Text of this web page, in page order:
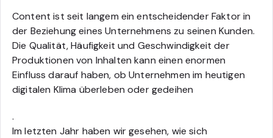
Content ist seit langem ein entscheidender Faktor in
der Beziehung eines Unternehmens zu seinen Kunden.
Die Qualität, Häufigkeit und Geschwindigkeit der
Produktionen von Inhalten kann einen enormen
Einfluss darauf haben, ob Unternehmen im heutigen
digitalen Klima überleben oder gedeihen
.
Im letzten Jahr haben wir gesehen, wie sich